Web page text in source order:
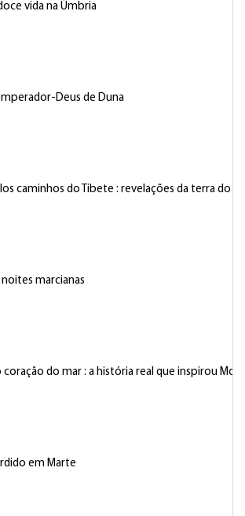
vida na Úmbria
Deus de Duna
caminhos do Tibete : revelações da terra do
noites marcianas
coração do mar : a história real que inspirou
em Marte